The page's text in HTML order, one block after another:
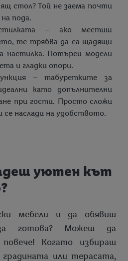
стол? Той не заема почти
пода.
– ако местиш
те трябва да са щадящи
настилка. Потърси модели
и гладки опори.
– табуретките за
като допълнителни
при гости. Просто сложи
се наслади на удобството.
уютен кът
мебели и да обявиш
готова? Можеш да
Когато избираш
градината или терасата,